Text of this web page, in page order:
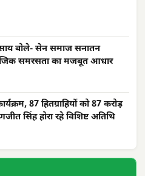
बोले- सेन समाज सनातन
समरसता का मजबूत आधार
87 हितग्राहियों को 87 करोड़
सिंह होरा रहे विशिष्ट अतिथि